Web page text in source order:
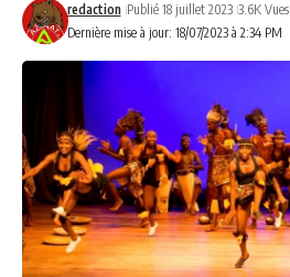
Dernière mise à jour: 18/07/2023 à 2:34 PM
redaction Publié 18 juillet 2023 3.6K Vues